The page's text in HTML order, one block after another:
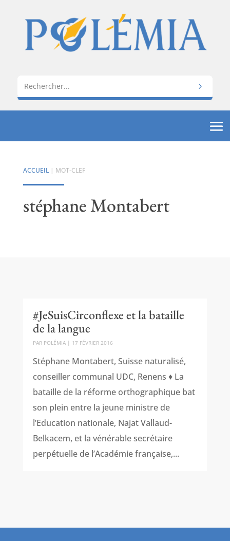
ACCUEIL| MOT-CLEF
stéphane Montabert
#JeSuisCirconflexe et la bataille
de la langue
PAR POLÉMIA| 17 FÉVRIER 2016
Stéphane Montabert, Suisse naturalisé,
conseiller communal UDC, Renens ♦ La
bataille de la réforme orthographique bat
son plein entre la jeune ministre de
l’Education nationale, Najat Vallaud-
Belkacem, et la vénérable secrétaire
perpétuelle de l’Académie française,...